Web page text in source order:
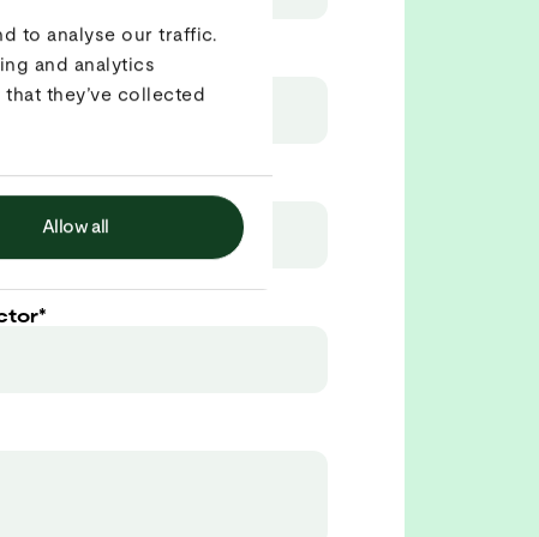
to analyse our traffic.
and analytics
they’ve collected
Allow all
*
*
*